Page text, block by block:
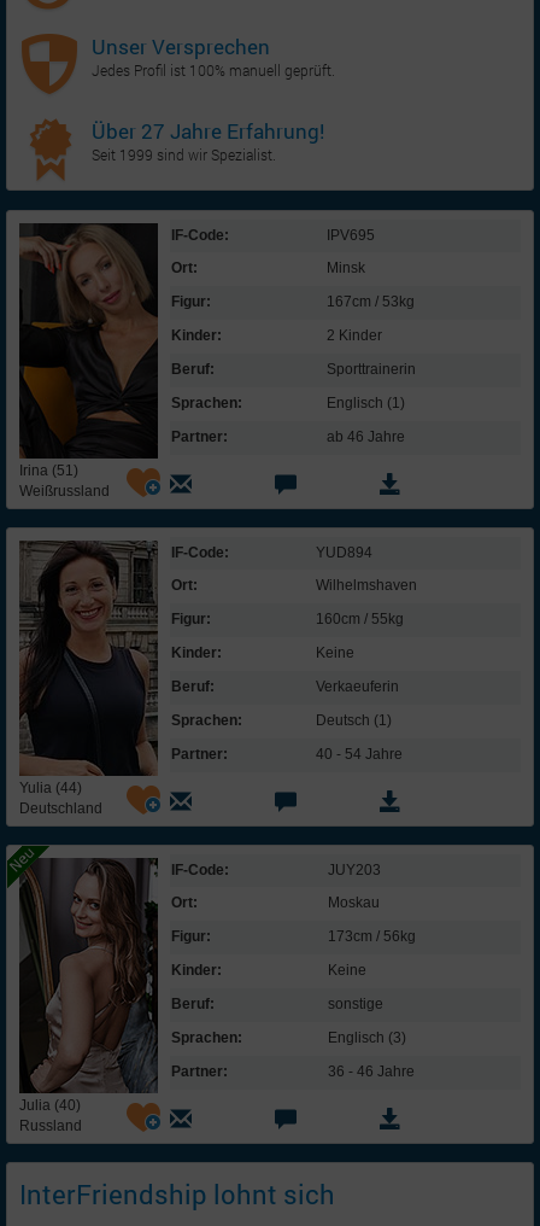
Unser Versprechen
Jedes Profil ist 100% manuell geprüft.
Über 27 Jahre Erfahrung!
Seit 1999 sind wir Spezialist.
Irina (51)
Weißrussland
IF-Code:
IPV695
Ort:
Minsk
Figur:
167cm / 53kg
Kinder:
2 Kinder
Beruf:
Sporttrainerin
Sprachen:
Englisch (1)
Partner:
ab 46 Jahre
Yulia (44)
Deutschland
IF-Code:
YUD894
Ort:
Wilhelmshaven
Figur:
160cm / 55kg
Kinder:
Keine
Beruf:
Verkaeuferin
Sprachen:
Deutsch (1)
Partner:
40 - 54 Jahre
Julia (40)
Russland
IF-Code:
JUY203
Ort:
Moskau
Figur:
173cm / 56kg
Kinder:
Keine
Beruf:
sonstige
Sprachen:
Englisch (3)
Partner:
36 - 46 Jahre
InterFriendship lohnt sich